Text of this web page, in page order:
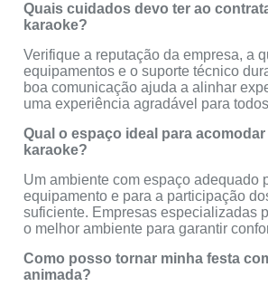
Quais cuidados devo ter ao
karaoke?
Verifique a reputação da empresa, a
equipamentos e o suporte técnico
boa comunicação ajuda a alinhar
uma experiência agradável para
Qual o espaço ideal para
karaoke?
Um ambiente com espaço adequado
equipamento e para a participação
suficiente. Empresas especializadas
o melhor ambiente para garantir
Como posso tornar minha festa
animada?